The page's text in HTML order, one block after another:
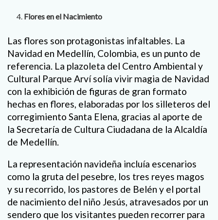
Flores en el Nacimiento
Las flores son protagonistas infaltables. La
Navidad en Medellín, Colombia, es un punto de
referencia. La plazoleta del Centro Ambiental y
Cultural Parque Arví solía vivir magia de Navidad
con la exhibición de figuras de gran formato
hechas en flores, elaboradas por los silleteros del
corregimiento Santa Elena, gracias al aporte de
la Secretaría de Cultura Ciudadana de la Alcaldía
de Medellín.
La representación navideña incluía escenarios
como la gruta del pesebre, los tres reyes magos
y su recorrido, los pastores de Belén y el portal
de nacimiento del niño Jesús, atravesados por un
sendero que los visitantes pueden recorrer para